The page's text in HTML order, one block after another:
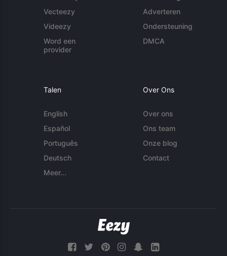
Vecteezy
Videezy
Word een
provider
Adverteren
Ondersteuning
DMCA
Talen
English
Español
Português
Deutsch
Meer...
Over Ons
Over ons
Ons team
Onze blog
Contact